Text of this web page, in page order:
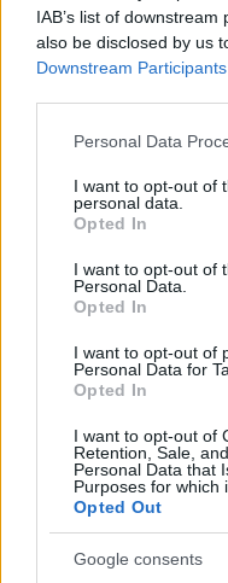
IAB’s list of
also be disclosed by us
Downstream Participants
Please note that this
not limited to your visit
grant or deny consent
use your data for below
consent section.
Personal Data
I want to opt-out of
personal data.
Opted In
I want to opt-out of
Personal Data.
Opted In
I want to opt-out of
Personal Data for
Opted In
I want to opt-out of
Retention, Sale,
Personal Data that
Purposes for which
Opted Out
Google consents
Η εικόνα που
αποτύπωσε